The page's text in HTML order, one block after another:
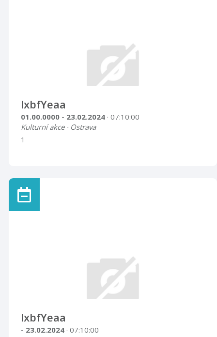
lxbfYeaa
01.00.0000 - 23.02.2024 · 07:10:00
Kulturní akce · Ostrava
1
lxbfYeaa
- 23.02.2024 · 07:10:00